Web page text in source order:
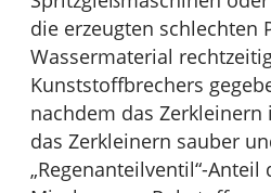
die erzeugten schlechten
Wassermaterial
Kunststoffbrechers
nachdem das
das Zerkleinern sauber
„Regenanteilventil“-Anteil